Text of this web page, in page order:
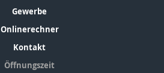
Gewerbe
Onlinerechner
Kontakt
Öffnungszeit